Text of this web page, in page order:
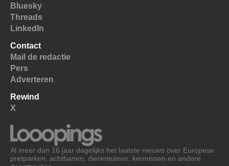
Bluesky
Threads
LinkedIn
Contact
Mail de redactie
Pers
Adverteren
Rewind
X
Al meer dan 16 jaar dagelijks het laatste nieuws over Europese
pretparken, achtbanen, dierentuinen, kermissen en andere